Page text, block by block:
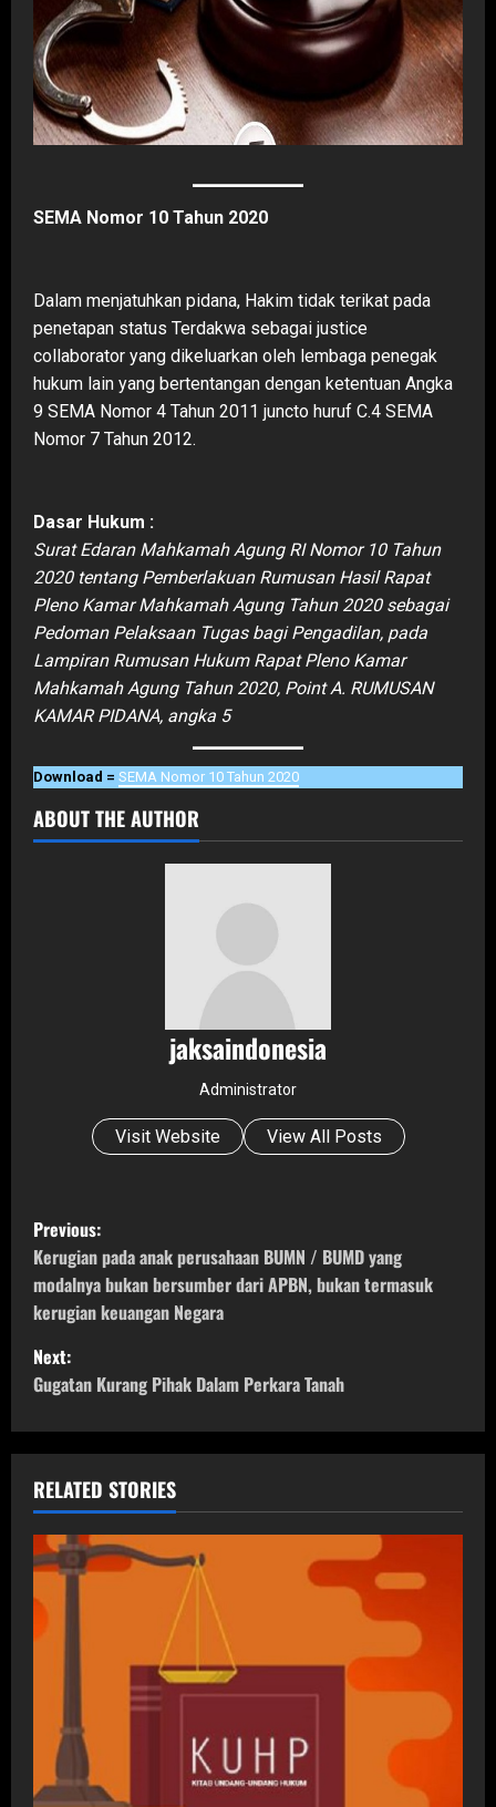
SEMA Nomor 10 Tahun 2020
Dalam menjatuhkan pidana, Hakim tidak terikat pada
penetapan status Terdakwa sebagai justice
collaborator yang dikeluarkan oleh lembaga penegak
hukum lain yang bertentangan dengan ketentuan Angka
9 SEMA Nomor 4 Tahun 2011 juncto huruf C.4 SEMA
Nomor 7 Tahun 2012.
Dasar Hukum :
Surat Edaran Mahkamah Agung RI Nomor 10 Tahun
2020 tentang Pemberlakuan Rumusan Hasil Rapat
Pleno Kamar Mahkamah Agung Tahun 2020 sebagai
Pedoman Pelaksaan Tugas bagi Pengadilan, pada
Lampiran Rumusan Hukum Rapat Pleno Kamar
Mahkamah Agung Tahun 2020, Point A. RUMUSAN
KAMAR PIDANA, angka 5
Download = SEMA Nomor 10 Tahun 2020
ABOUT THE AUTHOR
jaksaindonesia
Administrator
Visit Website View All Posts
P
o
s
t
n
a
v
i
g
a
o
Previous:
Kerugian pada anak perusahaan BUMN / BUMD yang
modalnya bukan bersumber dari APBN, bukan termasuk
kerugian keuangan Negara
Next:
Gugatan Kurang Pihak Dalam Perkara Tanah
RELATED STORIES